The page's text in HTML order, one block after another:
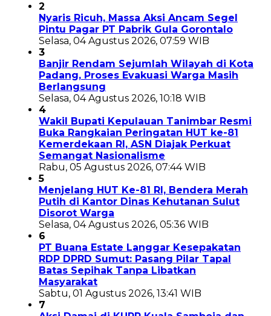
2
Nyaris Ricuh, Massa Aksi Ancam Segel
Pintu Pagar PT Pabrik Gula Gorontalo
Selasa, 04 Agustus 2026, 07:59 WIB
3
Banjir Rendam Sejumlah Wilayah di Kota
Padang, Proses Evakuasi Warga Masih
Berlangsung
Selasa, 04 Agustus 2026, 10:18 WIB
4
Wakil Bupati Kepulauan Tanimbar Resmi
Buka Rangkaian Peringatan HUT ke-81
Kemerdekaan RI, ASN Diajak Perkuat
Semangat Nasionalisme
Rabu, 05 Agustus 2026, 07:44 WIB
5
Menjelang HUT Ke-81 RI, Bendera Merah
Putih di Kantor Dinas Kehutanan Sulut
Disorot Warga
Selasa, 04 Agustus 2026, 05:36 WIB
6
PT Buana Estate Langgar Kesepakatan
RDP DPRD Sumut: Pasang Pilar Tapal
Batas Sepihak Tanpa Libatkan
Masyarakat
Sabtu, 01 Agustus 2026, 13:41 WIB
7